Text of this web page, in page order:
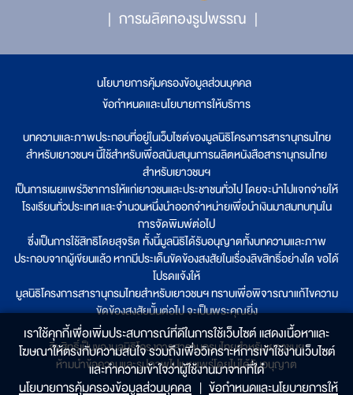
การผลิตทองรูปพรรณ
นโยบายการคุ้มครองข้อมูลส่วนบุคคล
ข้อกำหนดและนโยบายการให้บริการ
บทความและภาพประกอบที่อยู่ในเว็บไซต์ของมูลนิธิโครงการสารานุกรมไทย
สำหรับเยาวชนฯ นี้ใช้สำหรับเพื่อสนับสนุนการผลิตหนังสือสารานุกรมไทย
สำหรับเยาวชนฯ
เป็นการเผยแพร่วิชาการให้แก่เยาวชนและประชาชนทั่วไป โดยจะนำไปแจกจ่ายให้
โรงเรียนทั่วประเทศ และจำนวนหนึ่งนำออกจำหน่ายเพื่อนำเงินมาสมทบทุนใน
การจัดพิมพ์ต่อไป
ซึ่งเป็นการใช้สิทธิโดยสุจริต ทั้งนี้มูลนิธิได้รับอนุญาตทั้งบทความและภาพ
ประกอบจากผู้เขียนแล้ว หากมีประเด็นขัดข้องสงสัยในเรื่องลิขสิทธิ์อย่างใด ขอได้
โปรดแจ้งให้
มูลนิธิโครงการสารานุกรมไทยสำหรับเยาวชนฯ ทราบเพื่อพิจารณาแก้ไขความ
ขัดข้องสงสัยนั้นต่อไป จะเป็นพระคุณยิ่ง
ลิขสิทธิ์เป็นของมูลนิธิโครงการสารานุกรมไทยสำหรับเยาวชนฯ
ห้ามนำข้อความและรูปภาพไปเผยแพร่โดยไม่ได้รับอนุญาต
เราใช้คุกกี้เพื่อเพิ่มประสบการณ์ที่ดีในการใช้เว็บไซต์ แสดงเนื้อหาและ
โฆษณาให้ตรงกับความสนใจ รวมถึงเพื่อวิเคราะห์การเข้าใช้งานเว็บไซต์
และทำความเข้าใจว่าผู้ใช้งานมาจากที่ใด๋
นโยบายการคุ้มครองข้อมูลส่วนบุคคล | ข้อกำหนดและนโยบายการให้